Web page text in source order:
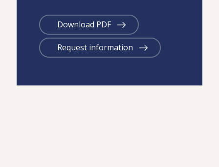
Download PDF
Request information